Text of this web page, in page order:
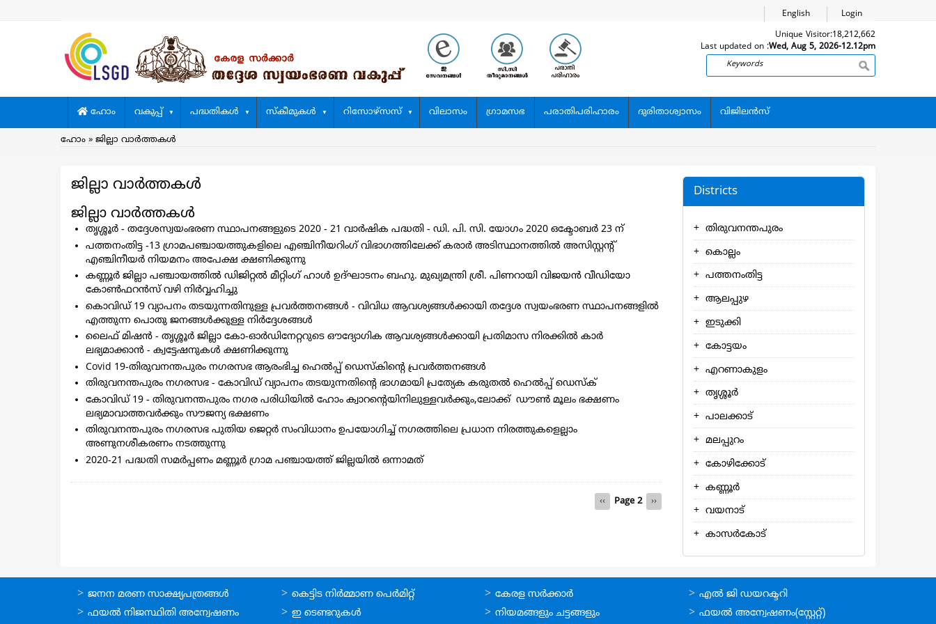
Login
English
Unique Visitor:18,212,662
Last updated on :Wed, Aug 5, 2026-12.12pm
Search
Main
navigation
ഹോം വകുപ്പ് പദ്ധതികള്‍ സ്കീമുകള്‍ റിസോഴ്സസ് വിലാസം ഗ്രാമസഭ പരാതിപരിഹാരം ദുരിതാശ്വാസം വിജിലന്‍സ്
Breadcrumb
ഹോം ജില്ലാ വാര്‍ത്തകള്‍
ജില്ലാ വാര്‍ത്തകള്‍
ജില്ലാ വാര്‍ത്തകള്‍
തൃശ്ശൂര്‍ - തദ്ദേശസ്വയംഭരണ സ്ഥാപനങ്ങളുടെ 2020 - 21 വാര്‍ഷിക പദ്ധതി - ഡി. പി. സി. യോഗം 2020 ഒക്ടോബര്‍ 23 ന്
പത്തനംതിട്ട -13 ഗ്രാമപഞ്ചായത്തുകളിലെ എഞ്ചിനീയറിംഗ് വിഭാഗത്തിലേക്ക് കരാര്‍ അടിസ്ഥാനത്തില്‍ അസിസ്റ്റന്‍റ്
എഞ്ചിനീയര്‍ നിയമനം അപേക്ഷ ക്ഷണിക്കുന്നു
കണ്ണൂർ ജില്ലാ പഞ്ചായത്തിൽ ഡിജിറ്റൽ മീറ്റിംഗ് ഹാൾ ഉദ്ഘാടനം ബഹു. മുഖ്യമന്ത്രി ശ്രീ. പിണറായി വിജയൻ വീഡിയോ
കോൺഫറൻസ് വഴി നിര്‍വ്വഹിച്ചു
കൊവിഡ് 19 വ്യാപനം തടയുന്നതിനുള്ള പ്രവര്‍ത്തനങ്ങള്‍ - വിവിധ ആവശ്യങ്ങള്‍ക്കായി തദ്ദേശ സ്വയംഭരണ സ്ഥാപനങ്ങളില്‍
എത്തുന്ന പൊതു ജനങ്ങള്‍ക്കുള്ള നിര്‍ദ്ദേശങ്ങള്‍
ലൈഫ് മിഷന്‍ - തൃശ്ശൂര്‍ ജില്ലാ കോ-ഓര്‍ഡിനേറ്ററുടെ ഔദ്യോഗിക ആവശ്യങ്ങള്‍ക്കായി പ്രതിമാസ നിരക്കില്‍ കാര്‍
ലഭ്യമാക്കാന്‍ - ക്വട്ടേഷനുകള്‍ ക്ഷണിക്കുന്നു
Covid 19-തിരുവനന്തപുരം നഗരസഭ ആരംഭിച്ച ഹെൽപ്പ് ഡെസ്കിന്റെ പ്രവർത്തനങ്ങൾ
തിരുവനന്തപുരം നഗരസഭ - കോവിഡ് വ്യാപനം തടയുന്നതിന്‍റെ ഭാഗമായി പ്രത്യേക കരുതല്‍ ഹെല്‍പ്പ് ഡെസ്ക്
കോവിഡ് 19 - തിരുവനന്തപുരം നഗര പരിധിയിൽ ഹോം ക്വാറന്റെയിനിലുള്ളവർക്കും,ലോക്ക് ഡൗൺ മൂലം ഭക്ഷണം
ലഭ്യമാവാത്തവർക്കും സൗജന്യ ഭക്ഷണം
തിരുവനന്തപുരം നഗരസഭ പുതിയ ജെറ്റർ സംവിധാനം ഉപയോഗിച്ച്‌ നഗരത്തിലെ പ്രധാന നിരത്തുകളെല്ലാം
അണുനശീകരണം നടത്തുന്നു
2020-21 പദ്ധതി സമർപ്പണം മണ്ണൂർ ഗ്രാമ പഞ്ചായത്ത് ജില്ലയിൽ ഒന്നാമത്
Previous
page
‹‹ Page 2
Next
page
››
Districts
തിരുവനന്തപുരം
കൊല്ലം
പത്തനംതിട്ട
ആലപ്പുഴ
ഇടുക്കി
കോട്ടയം
എറണാകുളം
തൃശ്ശൂര്‍
പാലക്കാട്
മലപ്പുറം
കോഴിക്കോട്
കണ്ണൂര്‍
വയനാട്
കാസര്‍കോട്
ഓണ്‍ലൈന്‍
സേവനങ്ങള്‍
ജനന മരണ സാക്ഷ്യപത്രങ്ങള്‍
ഫയല്‍ നിജസ്ഥിതി അന്വേഷണം
ഓണ്‍ലൈന്‍
സേവനങ്ങള്‍
കെട്ടിട നിര്‍മ്മാണ പെര്‍മിറ്റ്‌
ഇ ടെണ്ടറുകള്‍
ഉപയോഗപ്രദമായ
കണ്ണികള്‍
കേരള സര്‍ക്കാര്‍
നിയമങ്ങളും ചട്ടങ്ങളും
ഉപയോഗപ്രദമായ
കണ്ണികള്‍
എല്‍ ജി ഡയറക്ടറി
ഫയല്‍ അന്വേഷണം(സ്റ്റേറ്റ്)